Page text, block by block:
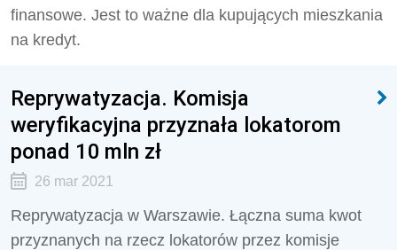
finansowe. Jest to ważne dla kupujących mieszkania
na kredyt.
Reprywatyzacja. Komisja
weryfikacyjna przyznała lokatorom
ponad 10 mln zł
26 mar 2021
Reprywatyzacja w Warszawie. Łączna suma kwot
przyznanych na rzecz lokatorów przez komisje